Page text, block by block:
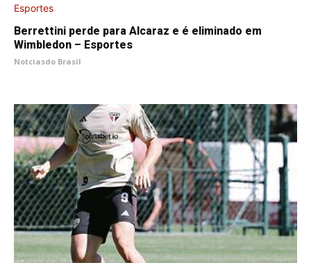
Berrettini perde para Alcaraz e é eliminado em
Wimbledon – Esportes
Notciasdo Brasil